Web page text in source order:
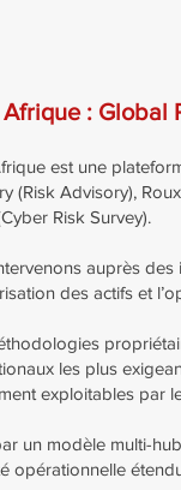
Afrique : Global
est une
(Risk Advisory),
Risk Survey).
auprès
des actifs et
les plus
exploitables par
un modèle multi-
opérationnelle